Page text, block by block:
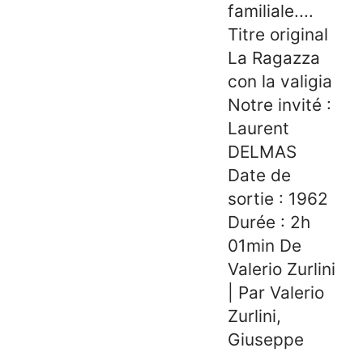
familiale....
Titre original
La Ragazza
con la valigia
Notre invité :
Laurent
DELMAS
Date de
sortie : 1962
Durée : 2h
01min De
Valerio Zurlini
| Par Valerio
Zurlini,
Giuseppe